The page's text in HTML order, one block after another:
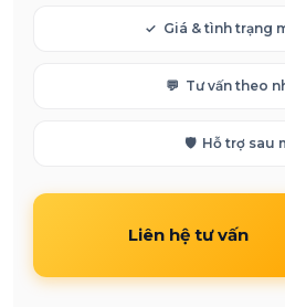
✓ Giá & tình trạng
💬 Tư vấn theo
🛡️ Hỗ trợ sau
Liên hệ tư vấn